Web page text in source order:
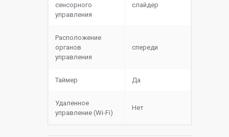
сенсорного
управления
слайдер
Расположение
органов
управления
спереди
Таймер Да
Удаленное
управление (Wi-Fi)
Нет